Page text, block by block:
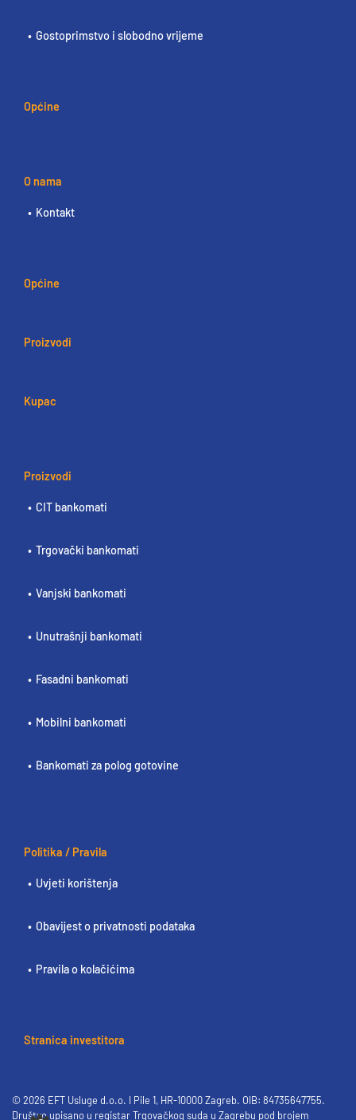
Gostoprimstvo i slobodno vrijeme
Općine
O nama
Kontakt
Općine
Proizvodi
Kupac
Proizvodi
CIT bankomati
Trgovački bankomati
Vanjski bankomati
Unutrašnji bankomati
Fasadni bankomati
Mobilni bankomati
Bankomati za polog gotovine
Politika / Pravila
Uvjeti korištenja
Obavijest o privatnosti podataka
Pravila o kolačićima
Stranica investitora
© 2026 EFT Usluge d.o.o. I Pile 1, HR-10000 Zagreb. OIB: 84735647755.
Društvo upisano u registar Trgovačkog suda u Zagrebu pod brojem